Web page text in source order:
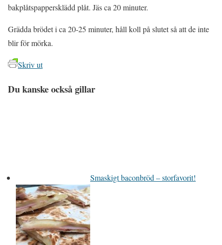
bakplåtspappersklädd plåt. Jäs ca 20 minuter.
Grädda brödet i ca 20-25 minuter, håll koll på slutet så att de inte
blir för mörka.
Skriv ut
Du kanske också gillar
Smaskigt baconbröd – storfavorit!